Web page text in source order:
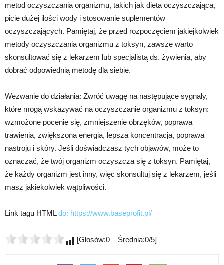
metod oczyszczania organizmu, takich jak dieta oczyszczająca,
picie dużej ilości wody i stosowanie suplementów
oczyszczających. Pamiętaj, że przed rozpoczęciem jakiejkolwiek
metody oczyszczania organizmu z toksyn, zawsze warto
skonsultować się z lekarzem lub specjalistą ds. żywienia, aby
dobrać odpowiednią metodę dla siebie.
Wezwanie do działania: Zwróć uwagę na następujące sygnały,
które mogą wskazywać na oczyszczanie organizmu z toksyn:
wzmożone pocenie się, zmniejszenie obrzęków, poprawa
trawienia, zwiększona energia, lepsza koncentracja, poprawa
nastroju i skóry. Jeśli doświadczasz tych objawów, może to
oznaczać, że twój organizm oczyszcza się z toksyn. Pamiętaj,
że każdy organizm jest inny, więc skonsultuj się z lekarzem, jeśli
masz jakiekolwiek wątpliwości.
Link tagu HTMLdo: https://www.baseprofit.pl/
[Głosów:0 Średnia:0/5]